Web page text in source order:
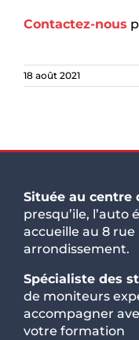
Contactez-nous
18 août 2021
Située au centre
presqu’ile, l’auto
accueille au 8
arrondissement.
Spécialiste des
de moniteurs
accompagner
votre formation